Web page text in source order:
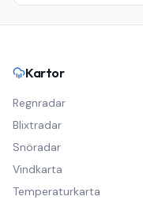
Kartor
Regnradar
Blixtradar
Snöradar
Vindkarta
Temperaturkarta